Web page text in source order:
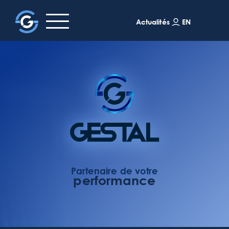
Partenaire de votre
performance
Actualités EN
Accueil